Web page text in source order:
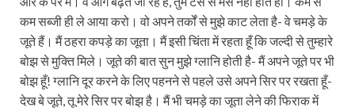
कम सब्जी ही ले आया करो। वो अपने तर्कों से मुझे काट लेता है- वे चमड़े के
जूते हैं। मैं ठहरा कपड़े का जूता। मैं इसी चिंता में रहता हूँ कि जल्दी से तुम्हारे
बोझ से मुक्ति मिले। जूते की बात सुन मुझे ग्लानि होती है- मैं अपने जूते पर भी
बोझ हूँ! ग्लानि दूर करने के लिए पहनने से पहले उसे अपने सिर पर रखता हूँ-
देख बे जूते, तू मेरे सिर पर बोझ है। मैं भी चमड़े का जूता लेने की फिराक में